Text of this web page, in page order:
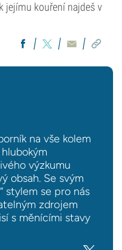
jejímu kouření najdeš v
na vše kolem
výzkumu
obsah. Se svým
stylem se pro nás
zdrojem
s měnícími stavy